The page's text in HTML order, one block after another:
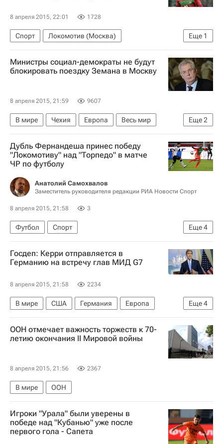
8 апреля 2015, 22:01 1728
Еще 1
Спорт
Локомотив (Москва)
Торпедо (Москва)
Министры социал-демократы не будут
блокировать поездку Земана в Москву
8 апреля 2015, 21:59 9607
Еще2
В мире Чехия Европа
Весь мир
Милош Земан
Россия
Дубль Фернандеша принес победу
"Локомотиву" над "Торпедо" в матче
ЧР по футболу
Анатолий Самохвалов
Заместитель руководителя редакции РИА Новости Спорт
8 апреля 2015, 21:58 3
Еще4
Футбол
Спорт
РПЛ 2026-2027 (Чемпионат России по футболу)
Локомотив (Москва)
Торпедо (Москва)
Госдеп: Керри отправляется в
Германию на встречу глав МИД G7
8 апреля 2015, 21:58 2234
Еще4
В мире США Германия
Европа
Америка
Весь мир
Северная Америка
Джон Керри
ООН отмечает важность торжеств к 70-
летию окончания II Мировой войны
8 апреля 2015, 21:56 2367
В мире ООН
Игроки "Урала" были уверены в
победе над "Кубанью" уже после
первого гола - Сапета